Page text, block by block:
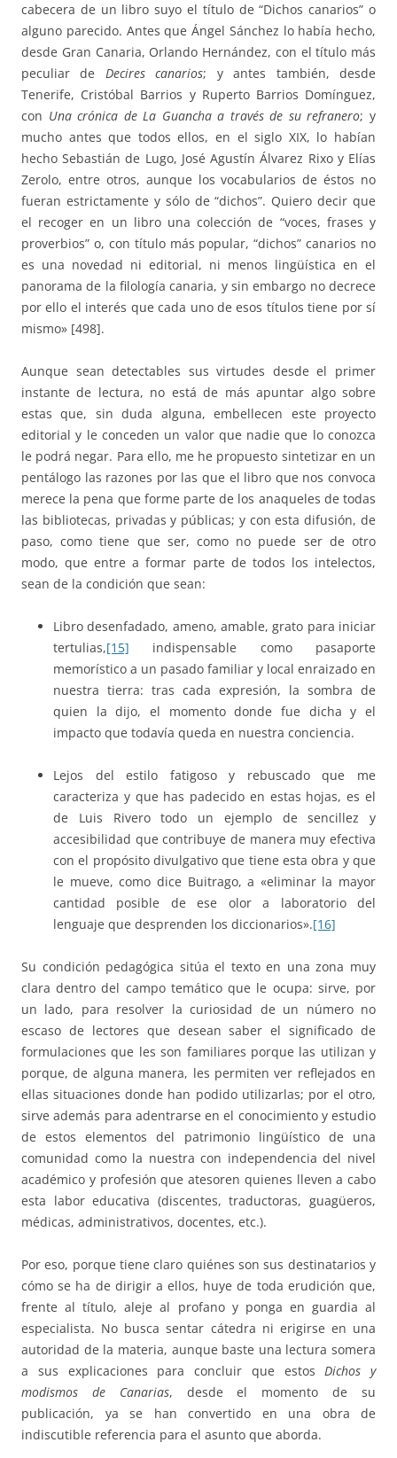
cabecera de un libro suyo el título de “Dichos canarios” o
alguno parecido. Antes que Ángel Sánchez lo había hecho,
desde Gran Canaria, Orlando Hernández, con el título más
peculiar de Decires canarios; y antes también, desde
Tenerife, Cristóbal Barrios y Ruperto Barrios Domínguez,
con Una crónica de La Guancha a través de su refranero; y
mucho antes que todos ellos, en el siglo XIX, lo habían
hecho Sebastián de Lugo, José Agustín Álvarez Rixo y Elías
Zerolo, entre otros, aunque los vocabularios de éstos no
fueran estrictamente y sólo de “dichos”. Quiero decir que
el recoger en un libro una colección de “voces, frases y
proverbios” o, con título más popular, “dichos” canarios no
es una novedad ni editorial, ni menos lingüística en el
panorama de la filología canaria, y sin embargo no decrece
por ello el interés que cada uno de esos títulos tiene por sí
mismo» [498].
Aunque sean detectables sus virtudes desde el primer
instante de lectura, no está de más apuntar algo sobre
estas que, sin duda alguna, embellecen este proyecto
editorial y le conceden un valor que nadie que lo conozca
le podrá negar. Para ello, me he propuesto sintetizar en un
pentálogo las razones por las que el libro que nos convoca
merece la pena que forme parte de los anaqueles de todas
las bibliotecas, privadas y públicas; y con esta difusión, de
paso, como tiene que ser, como no puede ser de otro
modo, que entre a formar parte de todos los intelectos,
sean de la condición que sean:
Libro desenfadado, ameno, amable, grato para iniciar
tertulias,[15] indispensable como pasaporte
memorístico a un pasado familiar y local enraizado en
nuestra tierra: tras cada expresión, la sombra de
quien la dijo, el momento donde fue dicha y el
impacto que todavía queda en nuestra conciencia.
Lejos del estilo fatigoso y rebuscado que me
caracteriza y que has padecido en estas hojas, es el
de Luis Rivero todo un ejemplo de sencillez y
accesibilidad que contribuye de manera muy efectiva
con el propósito divulgativo que tiene esta obra y que
le mueve, como dice Buitrago, a «eliminar la mayor
cantidad posible de ese olor a laboratorio del
lenguaje que desprenden los diccionarios».[16]
Su condición pedagógica sitúa el texto en una zona muy
clara dentro del campo temático que le ocupa: sirve, por
un lado, para resolver la curiosidad de un número no
escaso de lectores que desean saber el significado de
formulaciones que les son familiares porque las utilizan y
porque, de alguna manera, les permiten ver reflejados en
ellas situaciones donde han podido utilizarlas; por el otro,
sirve además para adentrarse en el conocimiento y estudio
de estos elementos del patrimonio lingüístico de una
comunidad como la nuestra con independencia del nivel
académico y profesión que atesoren quienes lleven a cabo
esta labor educativa (discentes, traductoras, guagüeros,
médicas, administrativos, docentes, etc.).
Por eso, porque tiene claro quiénes son sus destinatarios y
cómo se ha de dirigir a ellos, huye de toda erudición que,
frente al título, aleje al profano y ponga en guardia al
especialista. No busca sentar cátedra ni erigirse en una
autoridad de la materia, aunque baste una lectura somera
a sus explicaciones para concluir que estosDichos y
modismos de Canarias, desde el momento de su
publicación, ya se han convertido en una obra de
indiscutible referencia para el asunto que aborda.